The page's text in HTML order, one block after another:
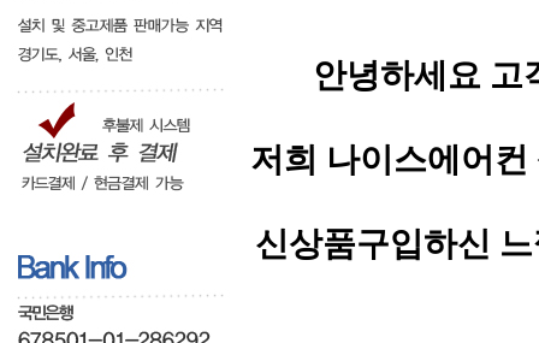
안녕하세요
저희 나이스에어
신상품구입하신